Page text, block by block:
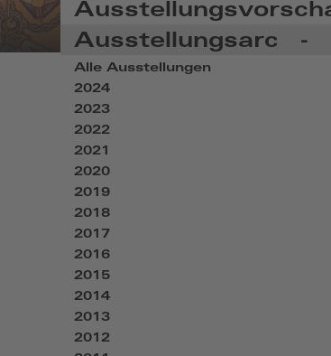
Ausstellungsarchiv
-
Alle Ausstellungen
2024
2023
2022
2021
2020
2019
2018
2017
2016
2015
2014
2013
2012